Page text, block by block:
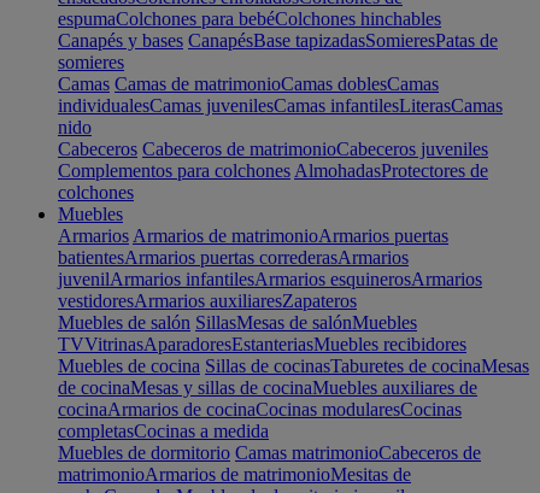
espumaColchones para bebéColchones hinchables
Canapés y bases CanapésBase tapizadasSomieresPatas de
somieres
Camas Camas de matrimonioCamas doblesCamas
individualesCamas juvenilesCamas infantilesLiterasCamas
nido
Cabeceros Cabeceros de matrimonioCabeceros juveniles
Complementos para colchones AlmohadasProtectores de
colchones
Muebles
Armarios Armarios de matrimonioArmarios puertas
batientesArmarios puertas correderasArmarios
juvenilArmarios infantilesArmarios esquinerosArmarios
vestidoresArmarios auxiliaresZapateros
Muebles de salón SillasMesas de salónMuebles
TVVitrinasAparadoresEstanteriasMuebles recibidores
Muebles de cocina Sillas de cocinasTaburetes de cocinaMesas
de cocinaMesas y sillas de cocinaMuebles auxiliares de
cocinaArmarios de cocinaCocinas modularesCocinas
completasCocinas a medida
Muebles de dormitorio Camas matrimonioCabeceros de
matrimonioArmarios de matrimonioMesitas de